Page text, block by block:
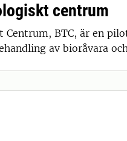
centrum
Centrum, BTC, är en
av bioråvara